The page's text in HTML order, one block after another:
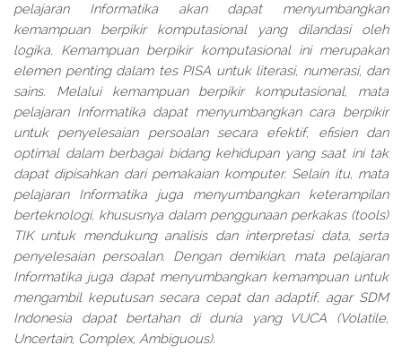
pelajaran Informatika akan dapat menyumbangkan
kemampuan berpikir komputasional yang dilandasi oleh
logika. Kemampuan berpikir komputasional ini merupakan
elemen penting dalam tes PISA untuk literasi, numerasi, dan
sains. Melalui kemampuan berpikir komputasional, mata
pelajaran Informatika dapat menyumbangkan cara berpikir
untuk penyelesaian persoalan secara efektif, efisien dan
optimal dalam berbagai bidang kehidupan yang saat ini tak
dapat dipisahkan dari pemakaian komputer. Selain itu, mata
pelajaran Informatika juga menyumbangkan keterampilan
berteknologi, khususnya dalam penggunaan perkakas (tools)
TIK untuk mendukung analisis dan interpretasi data, serta
penyelesaian persoalan. Dengan demikian, mata pelajaran
Informatika juga dapat menyumbangkan kemampuan untuk
mengambil keputusan secara cepat dan adaptif, agar SDM
Indonesia dapat bertahan di dunia yang VUCA (Volatile,
Uncertain, Complex, Ambiguous).